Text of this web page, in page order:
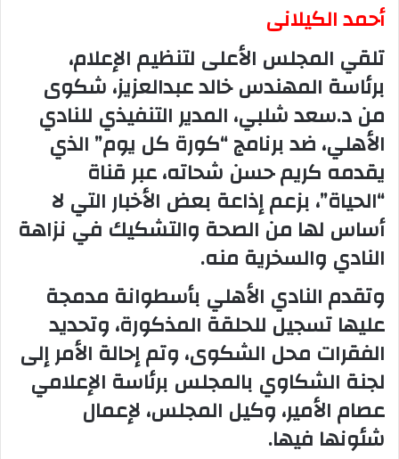
أحمد الكيلانى
تلقي المجلس الأعلى لتنظيم الإعلام،
برئاسة المهندس خالد عبدالعزيز، شكوى
من د.سعد شلبي، المدير التنفيذي للنادي
الأهلي، ضد برنامج “كورة كل يوم” الذي
يقدمه كريم حسن شحاته، عبر قناة
“الحياة”، بزعم إذاعة بعض الأخبار التي لا
أساس لها من الصحة والتشكيك في نزاهة
النادي والسخرية منه.
وتقدم النادي الأهلي بأسطوانة مدمجة
عليها تسجيل للحلقة المذكورة، وتحديد
الفقرات محل الشكوى، وتم إحالة الأمر إلى
لجنة الشكاوي بالمجلس برئاسة الإعلامي
عصام الأمير، وكيل المجلس، لإعمال
شئونها فيها.